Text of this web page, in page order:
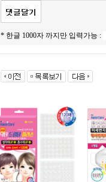
* 한글 1000자 까지만 입력가능 :